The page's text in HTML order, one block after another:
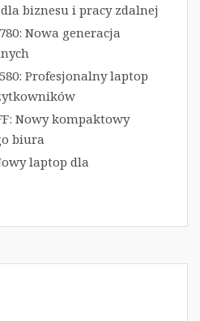
biznesu i pracy zdalnej
Nowa generacja
Profesjonalny laptop
Nowy kompaktowy
biura
laptop dla